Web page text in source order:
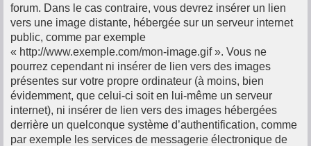
forum. Dans le cas contraire, vous devrez insérer un lien
vers une image distante, hébergée sur un serveur internet
public, comme par exemple
« http://www.exemple.com/mon-image.gif ». Vous ne
pourrez cependant ni insérer de lien vers des images
présentes sur votre propre ordinateur (à moins, bien
évidemment, que celui-ci soit en lui-même un serveur
internet), ni insérer de lien vers des images hébergées
derrière un quelconque système d’authentification, comme
par exemple les services de messagerie électronique de